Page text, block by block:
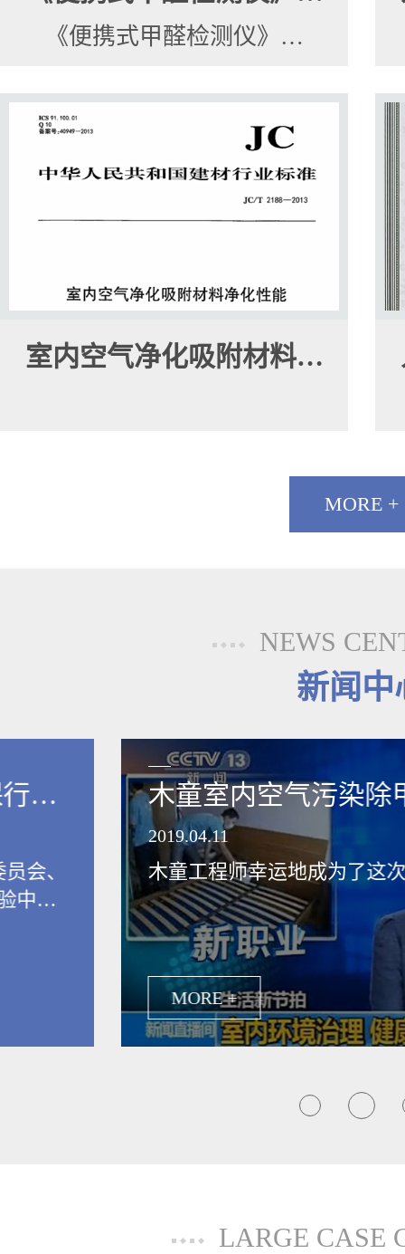
《便携式甲醛检测仪》…
室内空气净化吸附材料…
MORE +
NEWS
新闻中
业
会、
中
木童室内空气污染
领健康新生活
2019.04.11
木童工程师幸运地成为了这
MORE +
LARGE CASE